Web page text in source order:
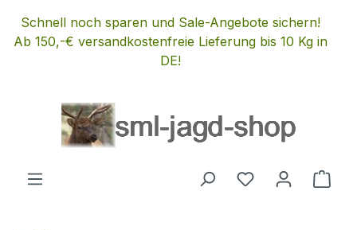
Zum Hauptinhalt springen
Schnell noch sparen und Sale-Angebote sichern!
Ab 150,-€ versandkostenfreie Lieferung bis 10 Kg in
DE!
Du hast 0